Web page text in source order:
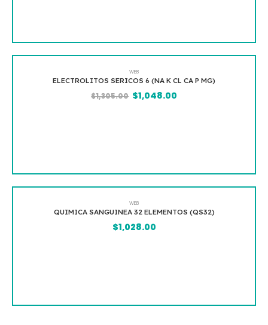
WEB
ELECTROLITOS SERICOS 6 (NA K CL CA P MG)
$1,305.00 $1,048.00
WEB
QUIMICA SANGUINEA 32 ELEMENTOS (QS32)
$1,028.00